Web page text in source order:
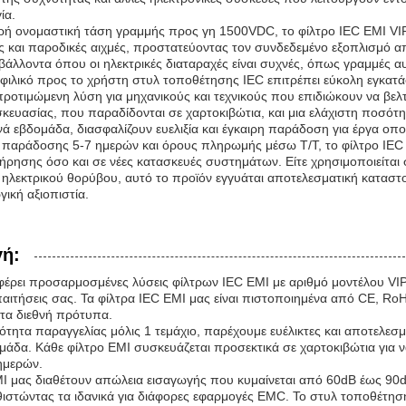
ονομαστική τάση γραμμής προς γη 1500VDC, το φίλτρο IEC EMI
και παροδικές αιχμές, προστατεύοντας τον συνδεδεμένο εξοπλισμό
όπου οι ηλεκτρικές διαταραχές είναι συχνές, όπως
προς το χρήστη στυλ τοποθέτησης IEC επιτρέπει εύκολη
λύση για μηχανικούς και τεχνικούς που επιδιώκουν να
που παραδίδονται σε χαρτοκιβώτια, και μια ελάχιστη
εβδομάδα, διασφαλίζουν ευελιξία και έγκαιρη παράδοση για έργα
5-7 ημερών και όρους πληρωμής μέσω T/T, το φίλτρο IEC
όσο και σε νέες κατασκευές συστημάτων. Είτε
θορύβου, αυτό το προϊόν εγγυάται αποτελεσματική
αξιοπιστία.
προσαρμοσμένες λύσεις φίλτρων IEC EMI με αριθμό μοντέλου
σας. Τα φίλτρα IEC EMI μας είναι πιστοποιημένα από CE,
διεθνή πρότυπα.
παραγγελίας μόλις 1 τεμάχιο, παρέχουμε ευέλικτες και
Κάθε φίλτρο EMI συσκευάζεται προσεκτικά σε χαρτοκιβώτια
μας διαθέτουν απώλεια εισαγωγής που κυμαίνεται από 60dB έως
τα ιδανικά για διάφορες εφαρμογές EMC. Το στυλ